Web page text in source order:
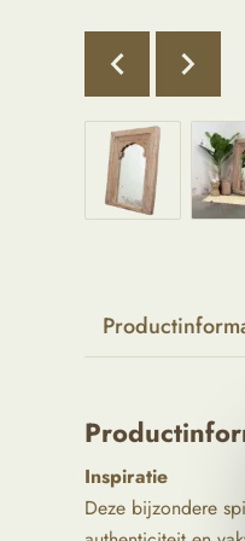
Inspiratie
Deze bijzondere